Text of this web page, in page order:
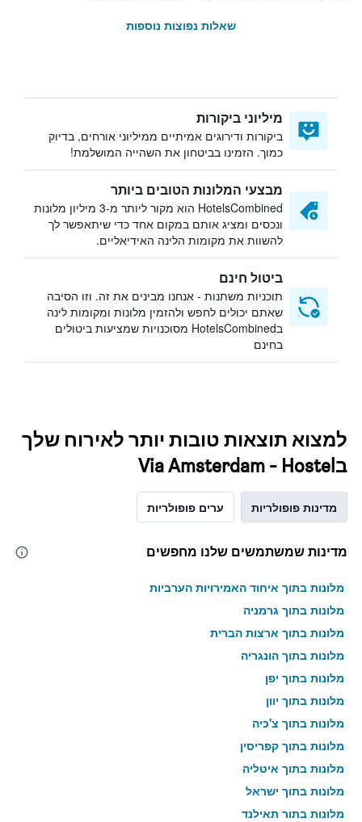
שאלות נפוצות נוספות
מיליוני ביקורות
ביקורות ודירוגים אמיתיים ממיליוני אורחים, בדיוק
כמוך. הזמינו בביטחון את השהייה המושלמת!
מבצעי המלונות הטובים ביותר
HotelsCombined הוא מקור ליותר מ-3 מיליון מלונות
ונכסים ומציג אותם במקום אחד כדי שיתאפשר לך
להשוות את מקומות הלינה האידיאליים.
ביטול חינם
תוכניות משתנות - אנחנו מבינים את זה. וזו הסיבה
שאתם יכולים לחפש ולהזמין מלונות ומקומות לינה
בHotelsCombined מסוכנויות שמציעות ביטולים
בחינם
למצוא תוצאות טובות יותר לאירוח שלך
בVia Amsterdam - Hostel
מדינות פופולריות ערים פופולריות
מדינות שמשתמשים שלנו מחפשים
מלונות בתוך איחוד האמירויות הערביות
מלונות בתוך גרמניה
מלונות בתוך ארצות הברית
מלונות בתוך הונגריה
מלונות בתוך יפן
מלונות בתוך יוון
מלונות בתוך צ'כיה
מלונות בתוך קפריסין
מלונות בתוך איטליה
מלונות בתוך ישראל
מלונות בתוך תאילנד